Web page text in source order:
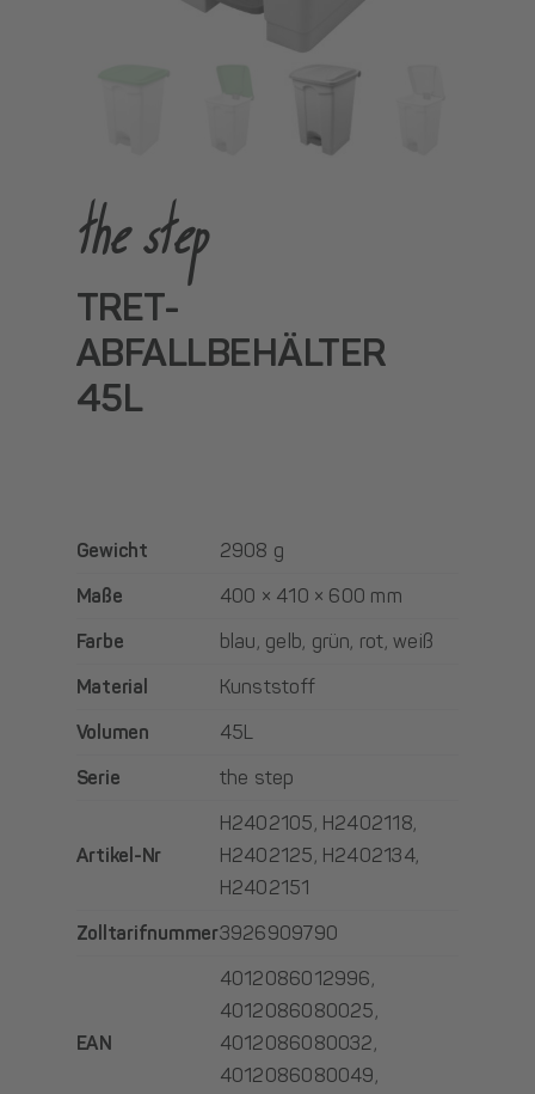
the step
TRET-
ABFALLBEHÄLTER
45L
Gewicht
2908 g
Maße
400 × 410 × 600 mm
Farbe
blau, gelb, grün, rot,weiß
Material
Kunststoff
Volumen
45L
Serie
the step
Artikel-Nr
H2402105, H2402118,
H2402125, H2402134,
H2402151
Zolltarifnummer3926909790
EAN
4012086012996,
4012086080025,
4012086080032,
4012086080049,